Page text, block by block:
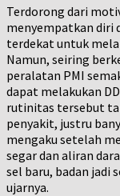
Terdorong dari
menyempatkan diri
terdekat untuk
Namun, seiring
peralatan PMI
dapat melakukan
rutinitas tersebut
penyakit, justru
mengaku setelah
segar dan aliran
sel baru, badan jadi
ujarnya.